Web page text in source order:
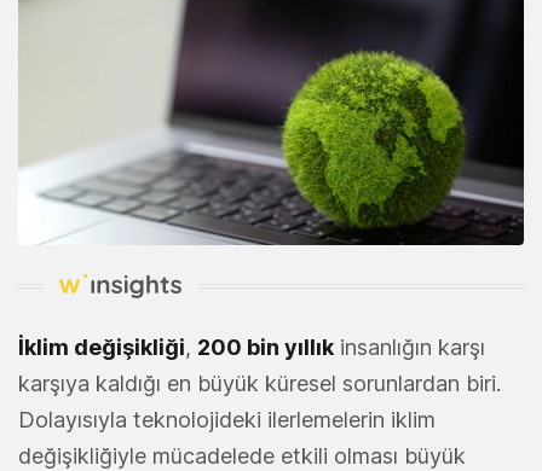
İklim değişikliği, 200 bin yıllık insanlığın karşı
karşıya kaldığı en büyük küresel sorunlardan biri.
Dolayısıyla teknolojideki ilerlemelerin iklim
değişikliğiyle mücadelede etkili olması büyük